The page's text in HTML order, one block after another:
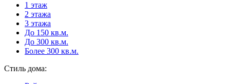
1 этаж
2 этажа
3 этажа
До 150 кв.м.
До 300 кв.м.
Более 300 кв.м.
Стиль дома: